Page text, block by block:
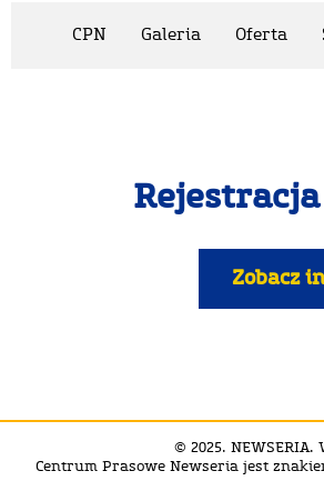
CPN Galeria Oferta
Zobacz
© 2025.
Centrum Prasowe Newseria jest